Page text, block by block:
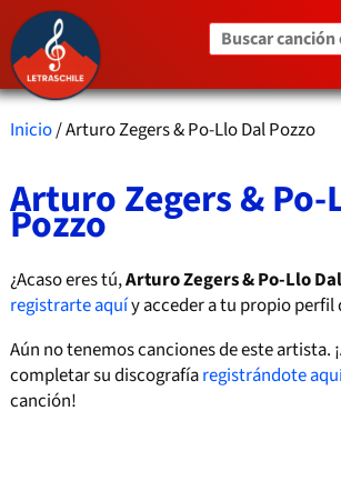
Buscar canción
Inicio/ Arturo Zegers & Po-Llo Dal Pozzo
Arturo Zegers & Po-
Pozzo
¿Acaso eres tú,Arturo Zegers & Po-Llo
registrarte aquíy acceder a tu propio perfil
Aún no tenemos canciones de este artista.
completar su discografíaregistrándote
canción!